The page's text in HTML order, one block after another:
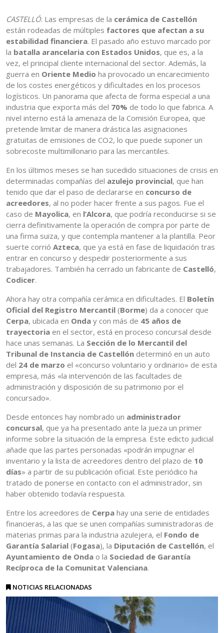
CASTELLÓ. Las empresas de la cerámica de Castellón
están rodeadas de múltiples factores que afectan a su
estabilidad financiera. El pasado año estuvo marcado por
la batalla arancelaria con Estados Unidos, que es, a la
vez, el principal cliente internacional del sector. Además, la
guerra en Oriente Medio ha provocado un encarecimiento
de los costes energéticos y dificultades en los procesos
logísticos. Un panorama que afecta de forma especial a una
industria que exporta más del 70% de todo lo que fabrica. A
nivel interno está la amenaza de la Comisión Europea, que
pretende limitar de manera drástica las asignaciones
gratuitas de emisiones de CO2, lo que puede suponer un
sobrecoste multimillonario para las mercantiles.
En los últimos meses se han sucedido situaciones de crisis en
determinadas compañías del azulejo provincial, que han
tenido que dar el paso de declararse en concurso de
acreedores, al no poder hacer frente a sus pagos. Fue el
caso de Mayolica, en l’Alcora, que podría reconducirse si se
cierra definitivamente la operación de compra por parte de
una firma suiza, y que contempla mantener a la plantilla. Peor
suerte corrió Azteca, que ya está en fase de liquidación tras
entrar en concurso y despedir posteriormente a sus
trabajadores. También ha cerrado un fabricante de Castelló,
Codicer.
Ahora hay otra compañía cerámica en dificultades. El Boletín
Oficial del Registro Mercantil (Borme) da a conocer que
Cerpa, ubicada en Onda y con más de 45 años de
trayectoria en el sector, está en proceso concursal desde
hace unas semanas. La Sección de lo Mercantil del
Tribunal de Instancia de Castellón determinó en un auto
del 24 de marzo el «concurso voluntario y ordinario» de esta
empresa, más «la intervención de las facultades de
administración y disposición de su patrimonio por el
concursado».
Desde entonces hay nombrado un administrador
concursal, que ya ha presentado ante la jueza un primer
informe sobre la situación de la empresa. Este edicto judicial
añade que las partes personadas «podrán impugnar el
inventario y la lista de acreedores dentro del plazo de 10
días» a partir de su publicación oficial. Este periódico ha
tratado de ponerse en contacto con el administrador, sin
haber obtenido todavía respuesta.
Entre los acreedores de Cerpa hay una serie de entidades
financieras, a las que se unen compañías suministradoras de
materias primas para la industria azulejera, el Fondo de
Garantía Salarial (Fogasa), la Diputación de Castellón, el
Ayuntamiento de Onda o la Sociedad de Garantía
Recíproca de la Comunitat Valenciana.
NOTICIAS RELACIONADAS